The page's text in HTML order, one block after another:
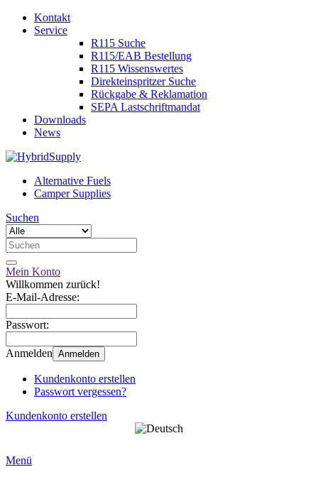
Kontakt
Service
R115 Suche
R115/EAB Bestellung
R115 Wissenswertes
Direkteinspritzer Suche
Rückgabe & Reklamation
SEPA Lastschriftmandat
Downloads
News
Alternative Fuels
Camper Supplies
Suchen
Mein Konto
Willkommen zurück!
E-Mail-Adresse:
Passwort:
Anmelden Anmelden
Kundenkonto erstellen
Passwort vergessen?
Kundenkonto erstellen
Menü